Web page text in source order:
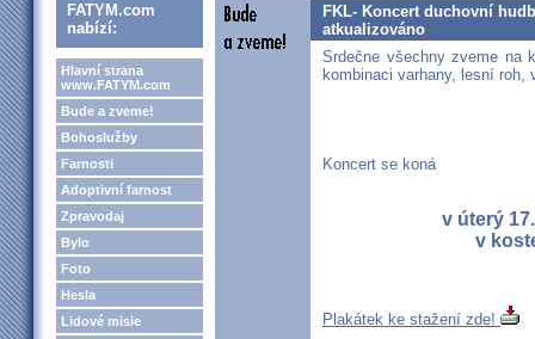
FATYM.com
nabízí:
Hlavní strana
www.FATYM.com
Bude a zveme!
Bohoslužby
Farnosti
Adoptivní farnost
Zpravodaj
Bylo
Foto
Hesla
Lidové misie
FKL- Koncert duchovní
atkualizováno
Srdečne všechny zveme na
kombinaci varhany, lesní roh,
Koncert se koná
v úterý
v
Plakátek ke stažení zde!